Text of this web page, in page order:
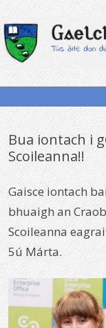
Bua iontach i
Scoileanna!!
Gaisce iontach
bhuaigh an
Scoileanna
5ú Márta.